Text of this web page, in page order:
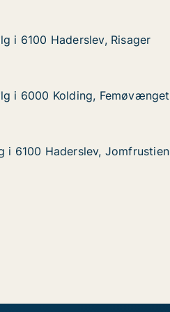
Risager
i 6100 Haderslev, Risager
i 6100 Haderslev, Risager
Femøvænget
i 6000 Kolding, Femøvænget
i 6000 Kolding, Femøvænget
Jomfrustien
i 6100 Haderslev, Jomfrustien
i 6100 Haderslev, Jomfrustien